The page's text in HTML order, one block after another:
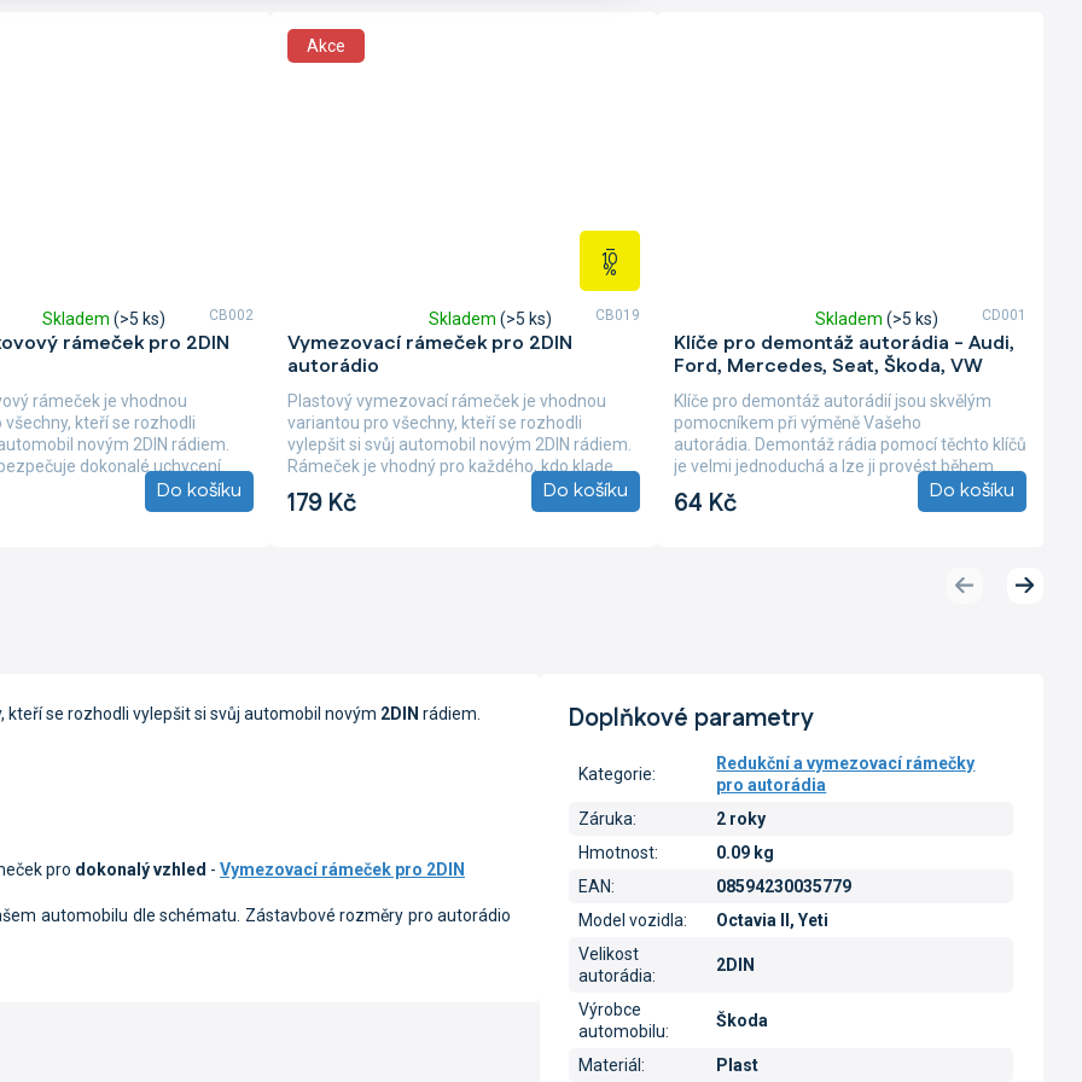
rámeček pro 2DIN
Skladem (>5 ks)
Do košíku
rámeček je vhodnou
kteří se rozhodli
novým 2DIN rádiem.
dokonalé uchycení
CB002
Akce
–
10
%
Vymezovací rámeček pro 2DIN
autorádio
hodnocení
produktu
je
z
5
Skladem (>5 ks)
179 Kč Do košíku
Plastový vymezovací rámeček je vhodnou
variantou pro všechny, kteří se rozhodli
vylepšit si svůj automobil novým 2DIN rádiem.
Rámeček je vhodný pro každého, kdo klade
důraz na...
CB019
Klíče pro demontáž autorádia - Audi,
Ford, Mercedes, Seat, Škoda, VW
hodnocení
produktu
je
z
5
Skladem (>5 ks)
64 Kč Do košíku
Klíče pro demontáž autorádií jsou skvělým
pomocníkem při výměně Vašeho
autorádia. Demontáž rádia pomocí těchto klíčů
je velmi jednoduchá a lze ji provést během
několika sekund....
CD001
PředchozíDalší
se rozhodli vylepšit si svůj automobil novým 2DIN rádiem.
pro dokonalý vzhled - Vymezovací rámeček pro 2DIN
automobilu dle schématu. Zástavbové rozměry pro autorádio
Doplňkové parametry
Kategorie:
Redukční a vymezovací rámečky
pro autorádia
Záruka:
2 roky
Hmotnost:
0.09 kg
EAN:
08594230035779
Model vozidla:
Octavia II, Yeti
Velikost
autorádia:
2DIN
Výrobce
automobilu:
Škoda
Materiál: Plast